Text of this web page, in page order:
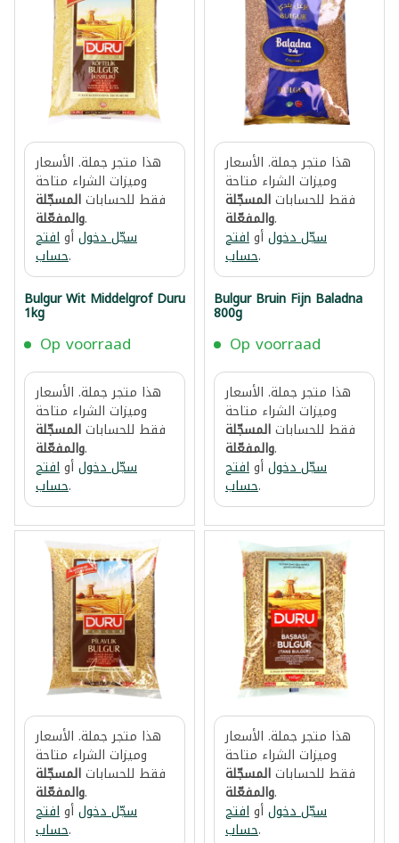
هذا متجر جملة. الأسعار
وميزات الشراء متاحة
فقط للحساباتالمسجّلة
والمفعّلة.
سجّل دخولأوافتح
حساب.
Bulgur Wit Middelgrof Duru
1kg
Op voorraad
هذا متجر جملة. الأسعار
وميزات الشراء متاحة
فقط للحساباتالمسجّلة
والمفعّلة.
سجّل دخولأوافتح
حساب.
هذا متجر جملة. الأسعار
وميزات الشراء متاحة
فقط للحساباتالمسجّلة
والمفعّلة.
سجّل دخولأوافتح
حساب.
Bulgur Bruin Fijn Baladna
800g
Op voorraad
هذا متجر جملة. الأسعار
وميزات الشراء متاحة
فقط للحساباتالمسجّلة
والمفعّلة.
سجّل دخولأوافتح
حساب.
هذا متجر جملة. الأسعار
وميزات الشراء متاحة
فقط للحساباتالمسجّلة
والمفعّلة.
سجّل دخولأوافتح
حساب.
هذا متجر جملة. الأسعار
وميزات الشراء متاحة
فقط للحساباتالمسجّلة
والمفعّلة.
سجّل دخولأوافتح
حساب.